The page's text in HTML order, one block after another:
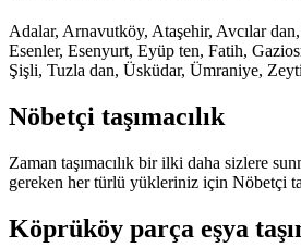
Adalar, Arnavutköy, Ataşehir, Avcılar
Esenler, Esenyurt, Eyüp ten, Fatih,
Şişli, Tuzla dan, Üsküdar, Ümraniye,
Nöbetçi taşımacılık
Zaman taşımacılık bir ilki daha sizlere
gereken her türlü yükleriniz için Nöbetçi
Köprüköy parça eşya